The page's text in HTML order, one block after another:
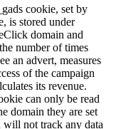
cookie, set by
is stored under
domain and
number of times
an advert, measures
of the campaign
its revenue.
can only be read
domain they are set
will not track any data